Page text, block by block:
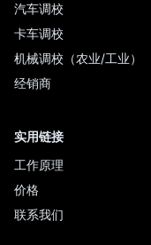
汽车调校
卡车调校
机械调校（农业/工业）
经销商
实用链接
工作原理
价格
联系我们